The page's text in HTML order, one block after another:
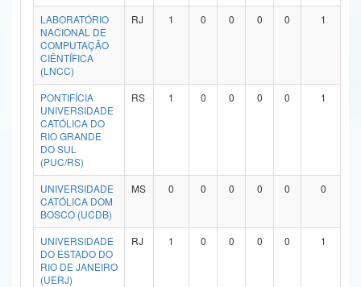
Secretaria de Governo
Gabinete de Segurança Institucional
Advocacia-Geral da União
Banco Central do Brasil
LABORATÓRIO
NACIONAL DE
COMPUTAÇÃO
CIÊNTÍFICA
(LNCC)
RJ 1 0 0 0 0 1
PONTIFÍCIA
UNIVERSIDADE
CATÓLICA DO
RIO GRANDE
DO SUL
(PUC/RS)
RS 1 0 0 0 0 1
UNIVERSIDADE
CATÓLICA DOM
BOSCO (UCDB)
MS 0 0 0 0 0 0
UNIVERSIDADE
DO ESTADO DO
RIO DE JANEIRO
(UERJ)
RJ 1 0 0 0 0 1